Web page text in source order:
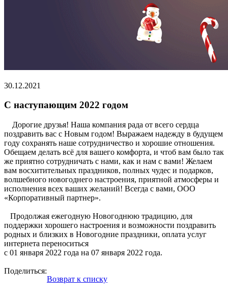
30.12.2021
С наступающим 2022 годом
Дорогие друзья! Наша компания рада от всего сердца
поздравить вас с Новым годом! Выражаем надежду в будущем
году сохранять наше сотрудничество и хорошие отношения.
Обещаем делать всё для вашего комфорта, и чтоб вам было так
же приятно сотрудничать с нами, как и нам с вами! Желаем
вам восхитительных праздников, полных чудес и подарков,
волшебного новогоднего настроения, приятной атмосферы и
исполнения всех ваших желаний! Всегда с вами, ООО
«Корпоративный партнер».
Продолжая ежегодную Новогоднюю традицию, для
поддержки хорошего настроения и возможности поздравить
родных и близких в Новогодние праздники, оплата услуг
интернета переноситься
с 01 января 2022 года на 07 января 2022 года.
Поделиться:
Возврат к списку